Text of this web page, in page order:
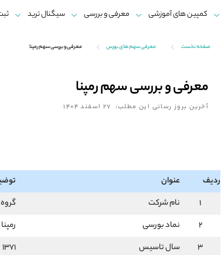
کمپین های آموزشی معرفی و بررسی سیگنال ترید
صفحه نخست معرفی سهم های بورس معرفی و بررسی سهم رمپنا
معرفی و بررسی سهم رمپنا
آخرین بروز رسانی این مطلب: 27 اسفند 1404
ردیف عنوان
1
نام شرکت
گروه
2
نماد بورسی
رمپنا
3
سال تاسیس
1371